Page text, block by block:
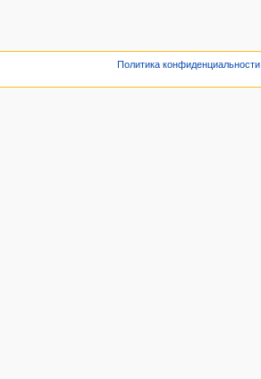
Политика конфиденциальности